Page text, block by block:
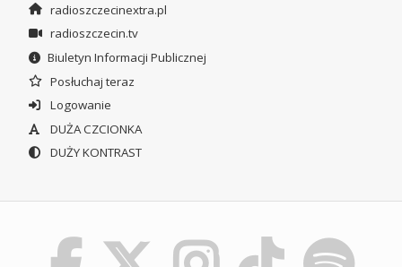
radioszczecinextra.pl
radioszczecin.tv
Biuletyn Informacji Publicznej
Posłuchaj teraz
Logowanie
DUŻA CZCIONKA
DUŻY KONTRAST